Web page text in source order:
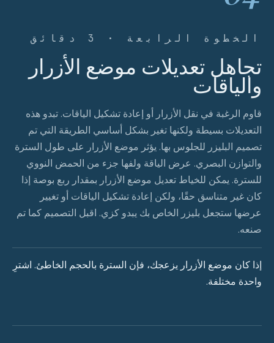
الخطوة الرابعة · 3 دقائق
تجاهل تعديلات موضع الأزرار
والياقات
قاوم الرغبة في نقل الأزرار أو إعادة تشكيل الياقات. تبدو هذه
التعديلات بسيطة ولكنها تغير بشكل أساسي الطريقة التي تم
تصميم البليزر للجلوس بها. يؤثر موضع الأزرار على طول السترة
والتوازن البصري. عرض الياقة ولفها جزء من الحمض النووي
للسترة. يمكن للخياط تعديل موضع الأزرار بمقدار ربع بوصة إذا
كان غير متناسق حقًا، ولكن إعادة تشكيل الياقات أو تغيير
عرضها ستجعل بليزر الخاص بك يبدو كزي. اقبل التصميم كما تم
صنعه.
إذا كان موضع الأزرار يزعجك، فإن السترة بالحجم الخاطئ. اشترِ
واحدة مختلفة.